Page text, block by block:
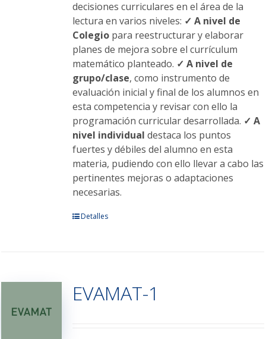
decisiones curriculares en el área de la
lectura en varios niveles: ✓ A nivel de
Colegiopara reestructurar y elaborar
planes de mejora sobre el currículum
matemático planteado. ✓ A nivel de
grupo/clase, como instrumento de
evaluación inicial y final de los alumnos en
esta competencia y revisar con ello la
programación curricular desarrollada. ✓ A
nivel individual destaca los puntos
fuertes y débiles del alumno en esta
materia, pudiendo con ello llevar a cabo las
pertinentes mejoras o adaptaciones
necesarias.
Este
Las
opciones
Detalles
EVAMAT-1